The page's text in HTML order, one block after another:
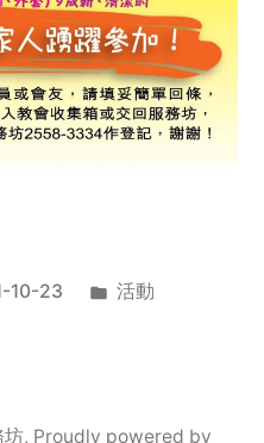
10-23
Posted
活動
坊, Proudly powered by